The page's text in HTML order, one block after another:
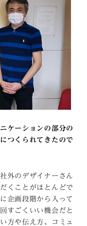
ケーションの部分の
つくられてきたので
外のデザイナーさん
くことがほとんどで
企画段階から入って
すごくいい機会だと
方や伝え方、コミュ